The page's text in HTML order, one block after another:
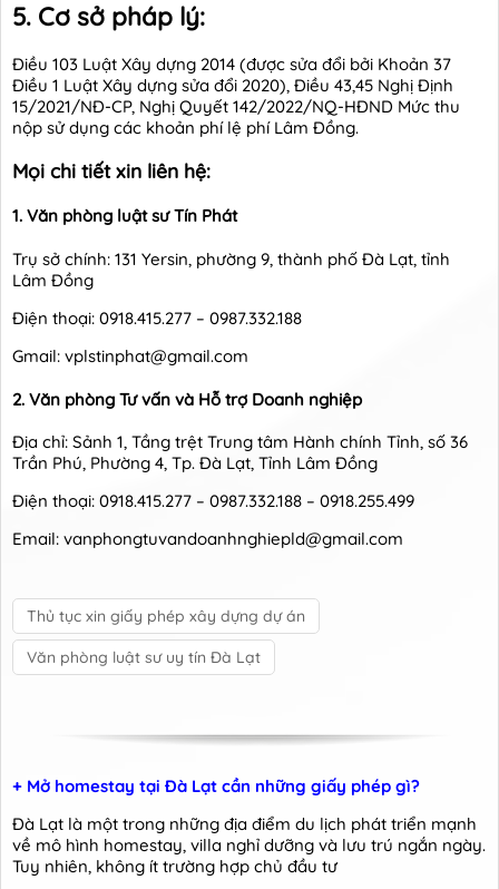
5. Cơ sở pháp lý:
Điều 103 Luật Xây dựng 2014 (được sửa đổi bởi Khoản 37
Điều 1 Luật Xây dựng sửa đổi 2020), Điều 43,45 Nghị Định
15/2021/NĐ-CP, Nghị Quyết 142/2022/NQ-HĐND Mức thu
nộp sử dụng các khoản phí lệ phí Lâm Đồng.
Mọi chi tiết xin liên hệ:
1. Văn phòng luật sư Tín Phát
Trụ sở chính: 131 Yersin, phường 9, thành phố Đà Lạt, tỉnh
Lâm Đồng
Điện thoại: 0918.415.277 – 0987.332.188
Gmail: vplstinphat@gmail.com
2. Văn phòng Tư vấn và Hỗ trợ Doanh nghiệp
Địa chỉ: Sảnh 1, Tầng trệt Trung tâm Hành chính Tỉnh, số 36
Trần Phú, Phường 4, Tp. Đà Lạt, Tỉnh Lâm Đồng
Điện thoại: 0918.415.277 – 0987.332.188 – 0918.255.499
Email: vanphongtuvandoanhnghiepld@gmail.com
Thủ tục xin giấy phép xây dựng dự án
Văn phòng luật sư uy tín Đà Lạt
+ Mở homestay tại Đà Lạt cần những giấy phép gì?
Đà Lạt là một trong những địa điểm du lịch phát triển mạnh
về mô hình homestay, villa nghỉ dưỡng và lưu trú ngắn ngày.
Tuy nhiên, không ít trường hợp chủ đầu tư